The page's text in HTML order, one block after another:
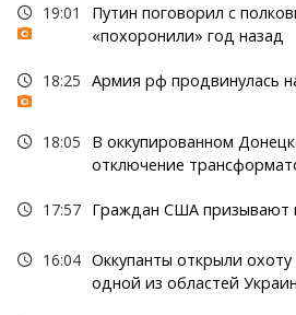
19:01
Путин поговорил с
«похоронили» год назад
18:25 Армия рф продвинулась
18:05
В оккупированном
отключение
17:57 Граждан США призывают
16:04 Оккупанты открыли
одной из областей